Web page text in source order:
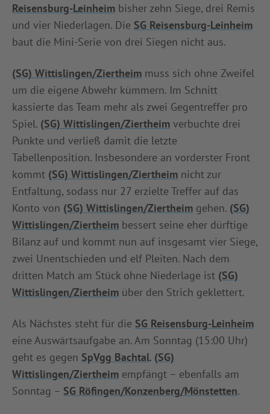
Reisensburg-Leinheim bisher zehn Siege, drei Remis
und vier Niederlagen. Die SG Reisensburg-Leinheim
baut die Mini-Serie von drei Siegen nicht aus.
(SG) Wittislingen/Ziertheim muss sich ohne Zweifel
um die eigene Abwehr kümmern. Im Schnitt
kassierte das Team mehr als zwei Gegentreffer pro
Spiel. (SG) Wittislingen/Ziertheim verbuchte drei
Punkte und verließ damit die letzte
Tabellenposition. Insbesondere an vorderster Front
kommt (SG) Wittislingen/Ziertheim nicht zur
Entfaltung, sodass nur 27 erzielte Treffer auf das
Konto von (SG) Wittislingen/Ziertheim gehen. (SG)
Wittislingen/Ziertheim bessert seine eher dürftige
Bilanz auf und kommt nun auf insgesamt vier Siege,
zwei Unentschieden und elf Pleiten. Nach dem
dritten Match am Stück ohne Niederlage ist (SG)
Wittislingen/Ziertheim über den Strich geklettert.
Als Nächstes steht für die SG Reisensburg-Leinheim
eine Auswärtsaufgabe an. Am Sonntag (15:00 Uhr)
geht es gegen SpVgg Bachtal. (SG)
Wittislingen/Ziertheim empfängt – ebenfalls am
Sonntag – SG Röfingen/Konzenberg/Mönstetten.